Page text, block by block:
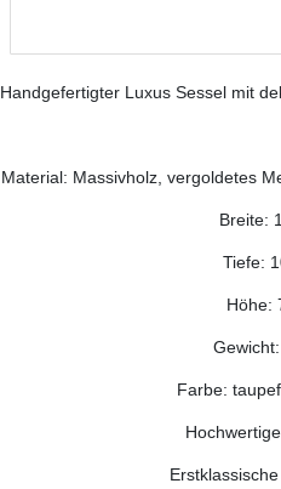
Handgefertigter Luxus Sessel mit
Material: Massivholz, vergoldetes
Breite:
Tiefe:
Höhe:
Farbe: